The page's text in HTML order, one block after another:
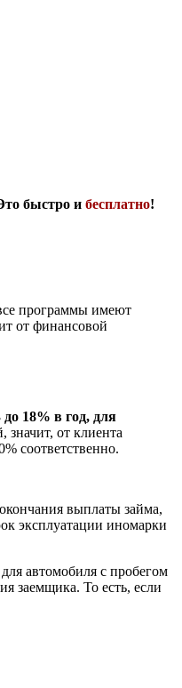
быстро и бесплатно!
программы имеют
от финансовой
18% в год, для
значит, от клиента
соответственно.
выплаты займа,
эксплуатации иномарки
автомобиля с пробегом
заемщика. То есть, если